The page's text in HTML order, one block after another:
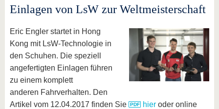
Einlagen von LsW zur Weltmeisterschaft
Eric Engler startet in Hong
Kong mit LsW-Technologie in
den Schuhen. Die speziell
angefertigten Einlagen führen
zu einem komplett
anderen Fahrverhalten. Den
Artikel vom 12.04.2017 finden Sie
hier oder online